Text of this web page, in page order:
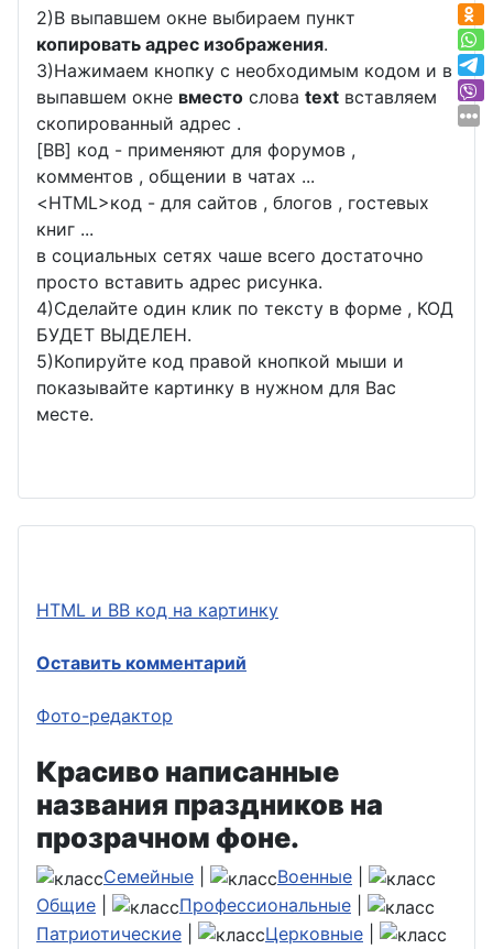
2)В выпавшем окне выбираем пункт
копировать адрес изображения.
3)Нажимаем кнопку с необходимым кодом и в
выпавшем окне вместо слова text вставляем
скопированный адрес .
[BB] код - применяют для форумов ,
комментов , общении в чатах ...
<HTML>код - для сайтов , блогов , гостевых
книг ...
в социальных сетях чаше всего достаточно
просто вставить адрес рисунка.
4)Сделайте один клик по тексту в форме , КОД
БУДЕТ ВЫДЕЛЕН.
5)Копируйте код правой кнопкой мыши и
показывайте картинку в нужном для Вас
месте.
HTML и BB код на картинку
Оставить комментарий
Фото-редактор
Красиво написанные
названия праздников на
прозрачном фоне.
Семейные Военные
Общие
Профессиональные
Патриотические
Церковные